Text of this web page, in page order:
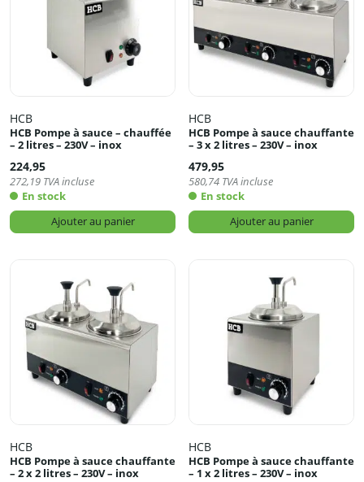
HCB
HCB Pompe à sauce – chauffée
– 2 litres – 230V – inox
224,95
272,19 TVA incluse
En stock
Ajouter au panier
HCB
HCB Pompe à sauce chauffante
– 3 x 2 litres – 230V – inox
479,95
580,74 TVA incluse
En stock
Ajouter au panier
HCB
HCB Pompe à sauce chauffante
– 2 x 2 litres – 230V – inox
HCB
HCB Pompe à sauce chauffante
– 1 x 2 litres – 230V – inox